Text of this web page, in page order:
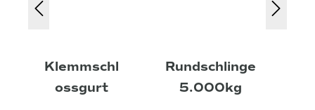
Klemmschl
ossgurt
Rundschlinge
5.000kg